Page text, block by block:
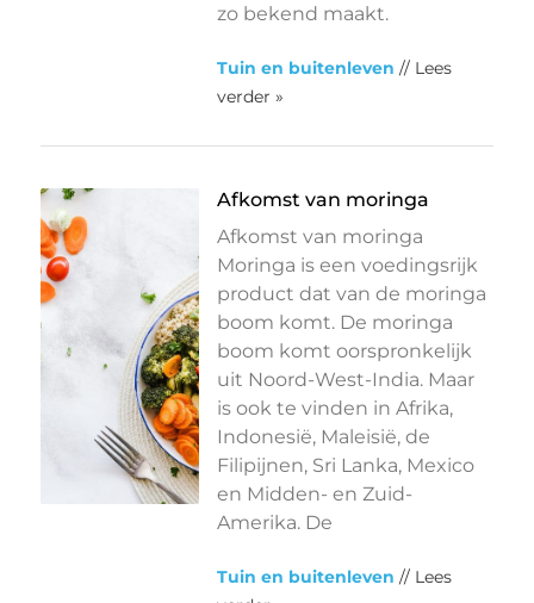
zo bekend maakt.
Tuin en buitenleven // Lees
verder »
Afkomst van moringa
Afkomst van moringa
Moringa is een voedingsrijk
product dat van de moringa
boom komt. De moringa
boom komt oorspronkelijk
uit Noord-West-India. Maar
is ook te vinden in Afrika,
Indonesië, Maleisië, de
Filipijnen, Sri Lanka, Mexico
en Midden- en Zuid-
Amerika. De
Tuin en buitenleven // Lees